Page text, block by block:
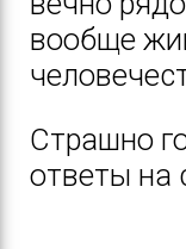
вообще
Страшно
ответы